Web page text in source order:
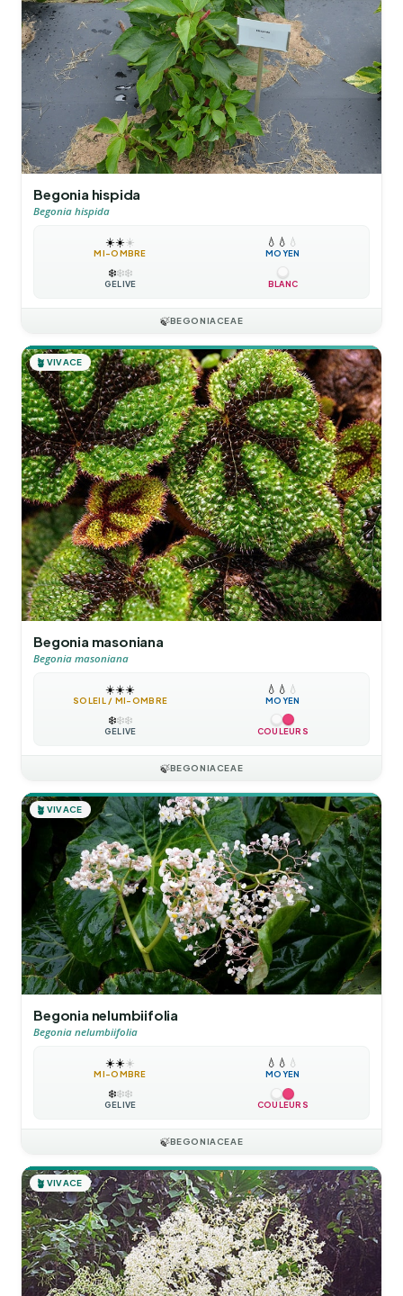
Begonia hispida
Begonia hispida
☀️☀️☀️
MI-OMBRE
💧 💧 💧
MOYEN
❄️❄️❄️
GÉLIVE BLANC
🍃BEGONIACEAE
🪴 VIVACE
Begonia masoniana
Begonia masoniana
☀️☀️☀️
SOLEIL / MI-OMBRE
💧 💧 💧
MOYEN
❄️❄️❄️
GÉLIVE COULEURS
🍃BEGONIACEAE
🪴 VIVACE
Begonia nelumbiifolia
Begonia nelumbiifolia
☀️☀️☀️
MI-OMBRE
💧 💧 💧
MOYEN
❄️❄️❄️
GÉLIVE COULEURS
🍃BEGONIACEAE
🪴 VIVACE